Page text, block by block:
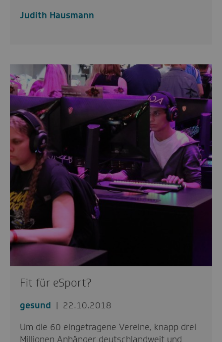
Judith Hausmann
Fit für eSport?
gesund
22.10.2018
Um die 60 eingetragene Vereine, knapp drei
Millionen Anhänger deutschlandweit und